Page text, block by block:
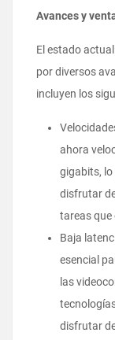
Avances y
El estado
por diversos
incluyen los
ahora
gigabits,
disfrutar
tareas que
Baja
esencial
las
disfrutar